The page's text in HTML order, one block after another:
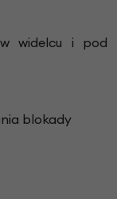
widelcu i pod
blokady